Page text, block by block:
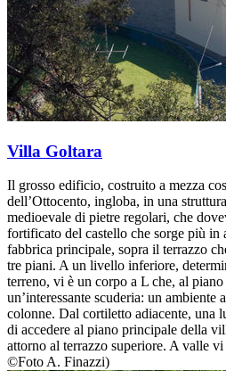
Villa Goltara
Il grosso edificio, costruito a mezza
dell’Ottocento, ingloba, in una
medioevale di pietre regolari, che
fortificato del castello che sorge più in
fabbrica principale, sopra il terrazzo
tre piani. A un livello inferiore,
terreno, vi è un corpo a L che, al piano
un’interessante scuderia: un ambiente
colonne. Dal cortiletto adiacente, una
di accedere al piano principale della
attorno al terrazzo superiore. A valle
©Foto A. Finazzi)